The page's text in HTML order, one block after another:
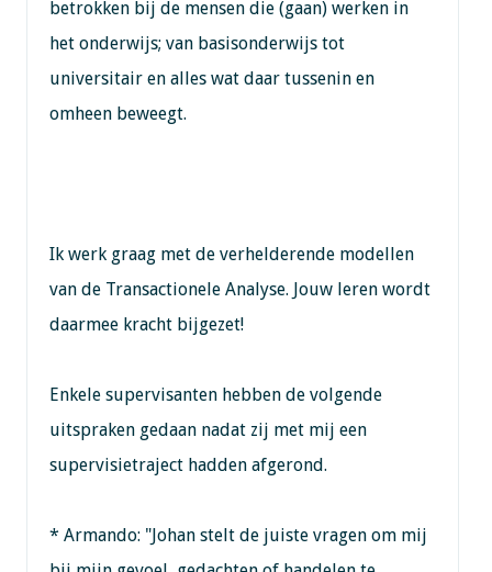
betrokken bij de mensen die (gaan) werken in
het onderwijs; van basisonderwijs tot
universitair en alles wat daar tussenin en
omheen beweegt.
Ik werk graag met de verhelderende modellen
van de Transactionele Analyse. Jouw leren wordt
daarmee kracht bijgezet!
Enkele supervisanten hebben de volgende
uitspraken gedaan nadat zij met mij een
supervisietraject hadden afgerond.
* Armando: "Johan stelt de juiste vragen om mij